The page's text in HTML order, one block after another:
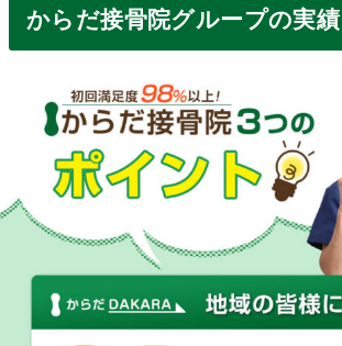
からだ接骨院グループの実績